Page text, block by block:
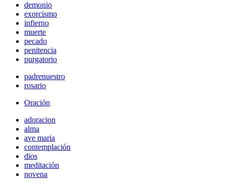
demonio
exorcismo
infierno
muerte
pecado
penitencia
purgatorio
padrenuestro
rosario
Oración
adoracion
alma
ave maria
contemplación
dios
meditación
novena